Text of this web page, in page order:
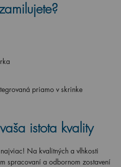
priamo v skrinke
istota kvality
Na kvalitných a vlhkosti
spracovaní a odbornom zostavení